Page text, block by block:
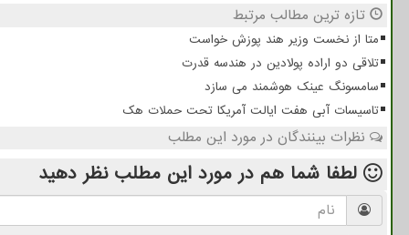
تازه ترین مطالب مرتبط
متا از نخست وزیر هند پوزش خواست
تلاقی دو اراده پولادین در هندسه قدرت
سامسونگ عینک هوشمند می سازد
تاسیسات آبی هفت ایالت آمریکا تحت حملات هک
نظرات بینندگان در مورد این مطلب
لطفا شما هم در مورد این مطلب نظر دهید